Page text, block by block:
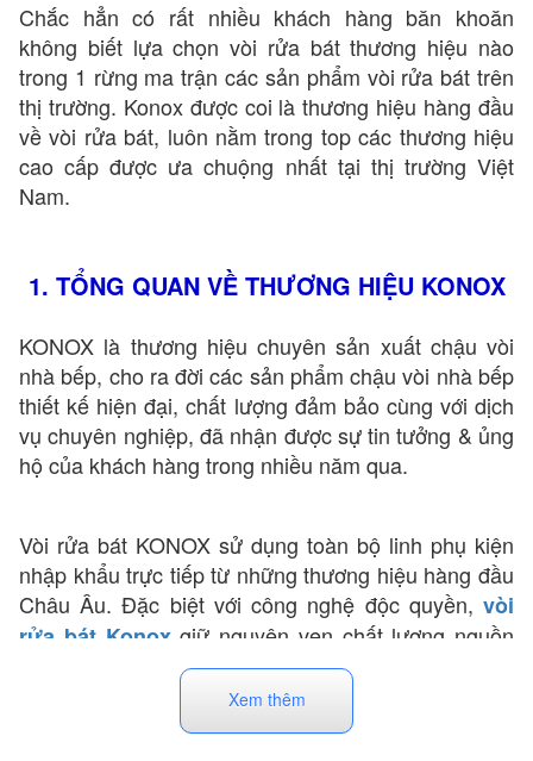
Chắc hẳn có rất nhiều khách hàng băn khoăn
không biết lựa chọn vòi rửa bát thương hiệu nào
trong 1 rừng ma trận các sản phẩm vòi rửa bát trên
thị trường. Konox được coi là thương hiệu hàng đầu
về vòi rửa bát, luôn nằm trong top các thương hiệu
cao cấp được ưa chuộng nhất tại thị trường Việt
Nam.
1. TỔNG QUAN VỀ THƯƠNG HIỆU KONOX
KONOX là thương hiệu chuyên sản xuất chậu vòi
nhà bếp, cho ra đời các sản phẩm chậu vòi nhà bếp
thiết kế hiện đại, chất lượng đảm bảo cùng với dịch
vụ chuyên nghiệp, đã nhận được sự tin tưởng & ủng
hộ của khách hàng trong nhiều năm qua.
Vòi rửa bát KONOX sử dụng toàn bộ linh phụ kiện
nhập khẩu trực tiếp từ những thương hiệu hàng đầu
Châu Âu. Đặc biệt với công nghệ độc quyền, vòi
rửa bát Konoxgiữ nguyên vẹn chất lượng nguồn
nước, đảm bảo an toàn sức khỏe cho cả gia đình.
Xem thêm